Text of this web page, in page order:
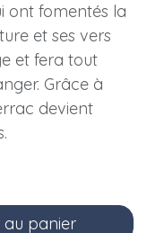
ont fomentés la
et ses vers
et fera tout
Grâce à
devient
panier